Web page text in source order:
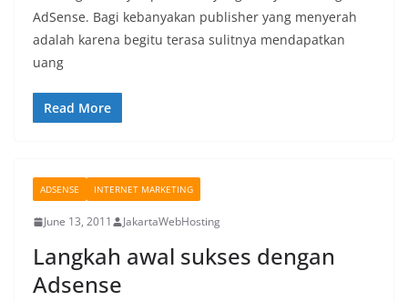
AdSense. Bagi kebanyakan publisher yang menyerah
adalah karena begitu terasa sulitnya mendapatkan
uang
Read More
ADSENSE INTERNET MARKETING
June 13, 2011 JakartaWebHosting
Langkah awal sukses dengan
Adsense